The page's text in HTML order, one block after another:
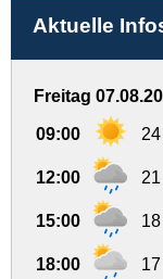
Aktuelle
Freitag
09:00
12:00
15:00
18:00